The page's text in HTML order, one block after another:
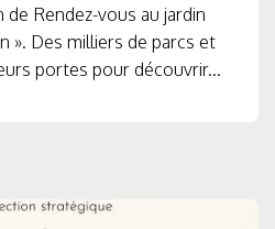
Rendez-vous au jardin
». Des milliers de parcs et
portes pour découvrir...